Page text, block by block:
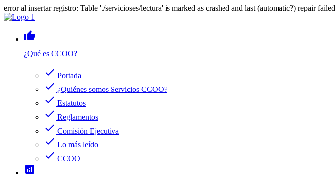
error al insertar registro: Table './servicioses/lectura' is marked as crashed and last (automatic?) repair failed
thumb_up
¿Qué es CCOO?
check Portada
check ¿Quiénes somos Servicios CCOO?
check Estatutos
check Reglamentos
check Comisión Ejecutiva
check Lo más leído
check CCOO
analytics